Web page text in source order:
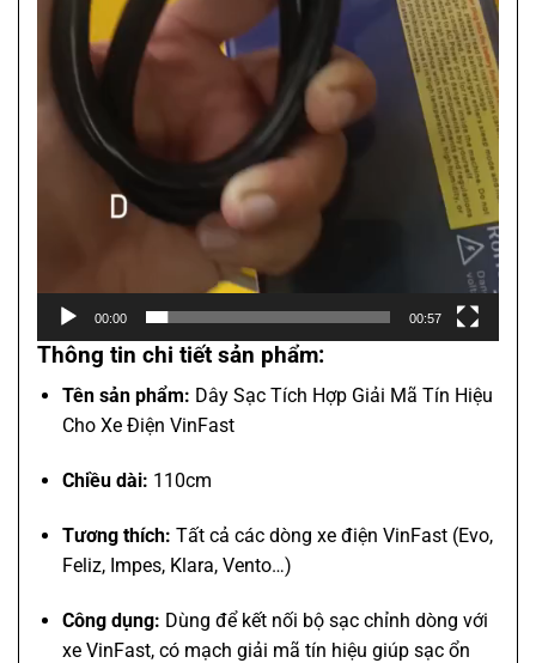
00:00 00:57
Thông tin chi tiết sản phẩm:
Tên sản phẩm: Dây Sạc Tích Hợp Giải Mã Tín Hiệu
Cho Xe Điện VinFast
Chiều dài: 110cm
Tương thích: Tất cả các dòng xe điện VinFast (Evo,
Feliz, Impes, Klara, Vento…)
Công dụng: Dùng để kết nối bộ sạc chỉnh dòng với
xe VinFast, có mạch giải mã tín hiệu giúp sạc ổn